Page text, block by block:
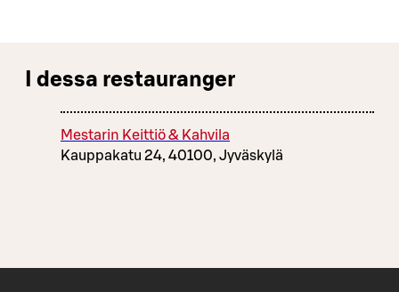
I dessa restauranger
Mestarin Keittiö & Kahvila
Kauppakatu 24, 40100, Jyväskylä